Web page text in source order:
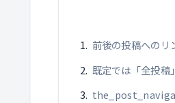
前後の投稿へのリ
既定では「全投稿